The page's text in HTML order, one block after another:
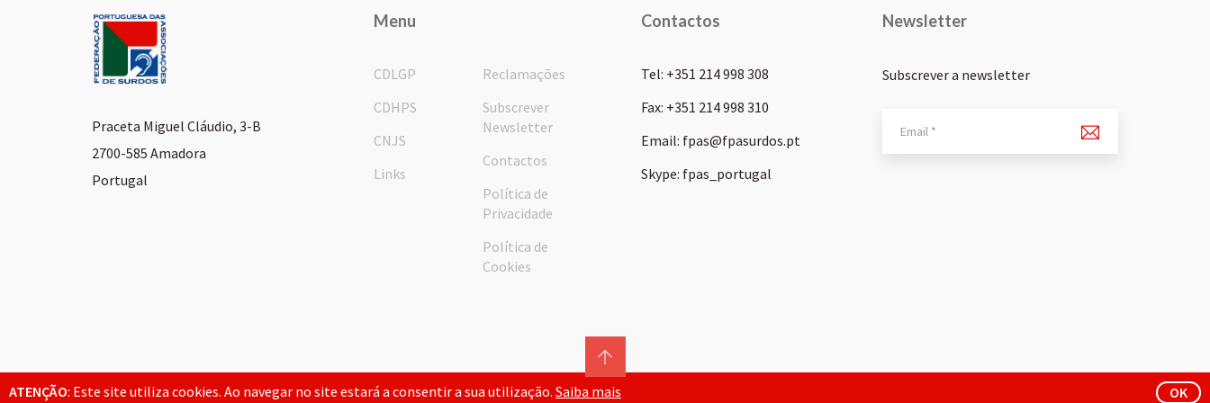
ATENÇÃO: Este site utiliza cookies. Ao navegar no site estará a consentir a sua utilização. Saiba mais OK
Praceta Miguel Cláudio, 3-B
2700-585 Amadora
Portugal
Menu
CDLGP
CDHPS
CNJS
Links
Reclamações
Subscrever
Newsletter
Contactos
Política de
Privacidade
Política de
Cookies
Contactos
Tel: +351 214 998 308
Fax: +351 214 998 310
Email: fpas@fpasurdos.pt
Skype: fpas_portugal
Newsletter
Subscrever a newsletter
© 2026 FPAS. Todos os direitos reservados.